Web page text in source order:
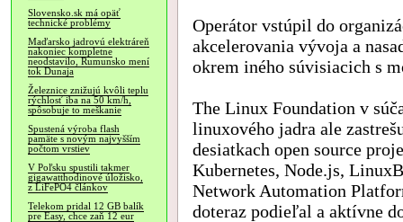
Slovensko.sk má opäť
technické problémy
Maďarsko jadrovú elektráreň
nakoniec kompletne
neodstavilo, Rumunsko mení
tok Dunaja
Železnice znižujú kvôli teplu
rýchlosť iba na 50 km/h,
spôsobuje to meškanie
Spustená výroba flash
pamäte s novým najvyšším
počtom vrstiev
V Poľsku spustili takmer
gigawatthodinové úložisko,
z LiFePO4 článkov
Telekom pridal 12 GB balík
pre Easy, chce zaň 12 eur
Operátor vstúpil do
akcelerovania vývoja a
okrem iného súvisiacich s
The Linux Foundation v
linuxového jadra ale
desiatkach open source
Kubernetes, Node.js,
Network Automation
doteraz podieľal a aktívne